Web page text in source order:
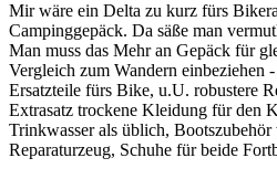
Mir wäre ein Delta zu kurz fürs
Campinggepäck. Da säße man
Man muss das Mehr an Gepäck für
Vergleich zum Wandern einbeziehen
Ersatzteile fürs Bike, u.U. robustere
Extrasatz trockene Kleidung für den
Trinkwasser als üblich,
Reparaturzeug, Schuhe für beide